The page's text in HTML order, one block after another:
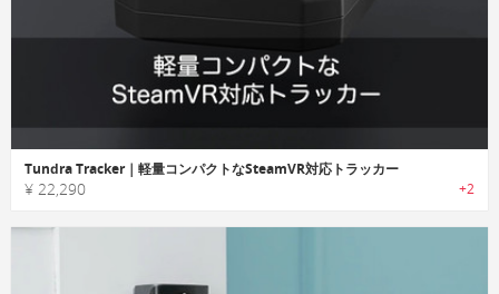
Tundra Tracker｜軽量コンパクトなSteamVR対応トラッカー
¥ 22,290 +2